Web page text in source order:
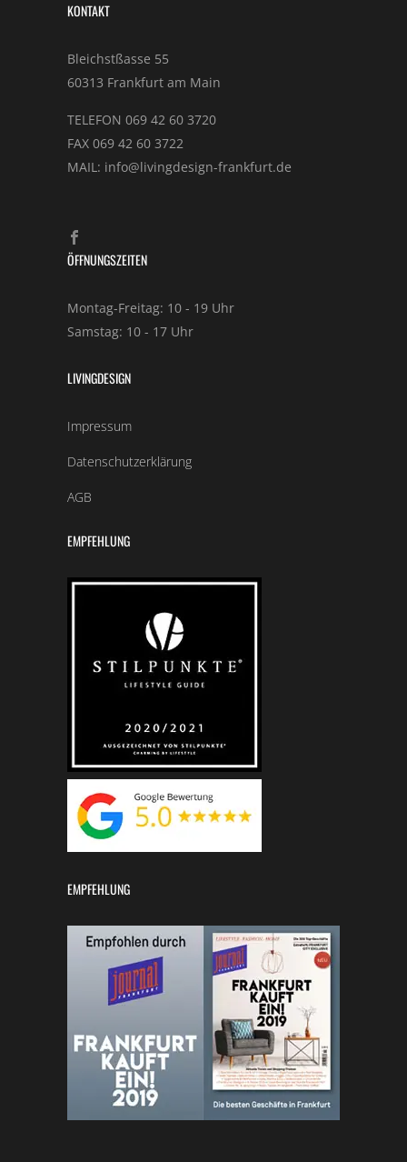
KONTAKT
Bleichstßasse 55
60313 Frankfurt am Main
TELEFON 069 42 60 3720
FAX 069 42 60 3722
MAIL: info@livingdesign-frankfurt.de
ÖFFNUNGSZEITEN
Montag-Freitag: 10 - 19 Uhr
Samstag: 10 - 17 Uhr
LIVINGDESIGN
Impressum
Datenschutzerklärung
AGB
EMPFEHLUNG
EMPFEHLUNG